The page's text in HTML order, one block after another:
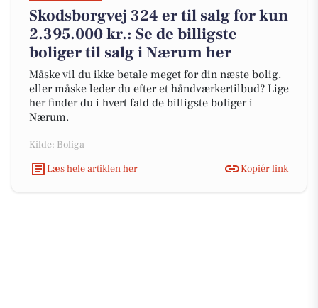
Skodsborgvej 324 er til salg for kun
2.395.000 kr.: Se de billigste
boliger til salg i Nærum her
Måske vil du ikke betale meget for din næste bolig,
eller måske leder du efter et håndværkertilbud? Lige
her finder du i hvert fald de billigste boliger i
Nærum.
Kilde: Boliga
Læs hele artiklen her
Kopiér link